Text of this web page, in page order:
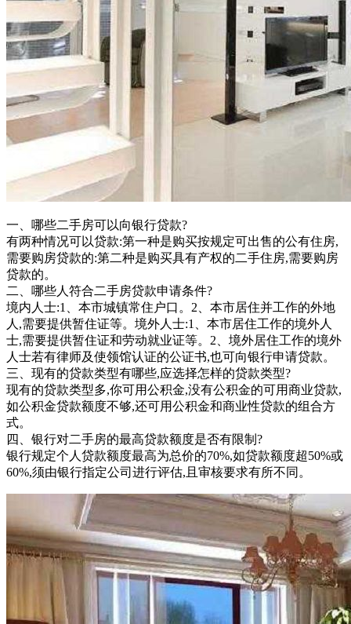
一、哪些二手房可以向银行贷款?
有两种情况可以贷款:第一种是购买按规定可出售的公有住房,
需要购房贷款的:第二种是购买具有产权的二手住房,需要购房
贷款的。
二、哪些人符合二手房贷款申请条件?
境内人士:1、本市城镇常住户口。2、本市居住并工作的外地
人,需要提供暂住证等。境外人士:1、本市居住工作的境外人
士,需要提供暂住证和劳动就业证等。2、境外居住工作的境外
人士若有律师及使领馆认证的公证书,也可向银行申请贷款。
三、现有的贷款类型有哪些,应选择怎样的贷款类型?
现有的贷款类型多,你可用公积金,没有公积金的可用商业贷款,
如公积金贷款额度不够,还可用公积金和商业性贷款的组合方
式。
四、银行对二手房的最高贷款额度是否有限制?
银行规定个人贷款额度最高为总价的70%,如贷款额度超50%或
60%,须由银行指定公司进行评估,且审核要求有所不同。